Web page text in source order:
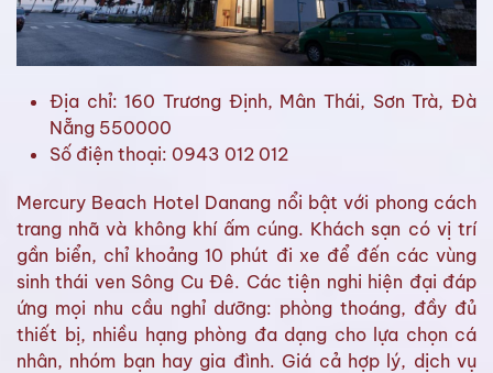
Địa chỉ: 160 Trương Định, Mân Thái, Sơn Trà, Đà
Nẵng 550000
Số điện thoại: 0943 012 012
Mercury Beach Hotel Danang nổi bật với phong cách
trang nhã và không khí ấm cúng. Khách sạn có vị trí
gần biển, chỉ khoảng 10 phút đi xe để đến các vùng
sinh thái ven Sông Cu Đê. Các tiện nghi hiện đại đáp
ứng mọi nhu cầu nghỉ dưỡng: phòng thoáng, đầy đủ
thiết bị, nhiều hạng phòng đa dạng cho lựa chọn cá
nhân, nhóm bạn hay gia đình. Giá cả hợp lý, dịch vụ